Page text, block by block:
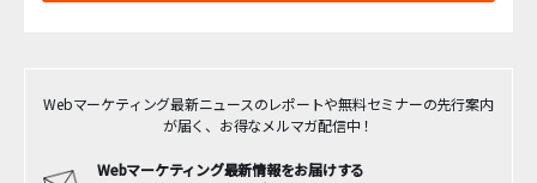
Webマーケティング最新ニュースのレポートや無料セミナーの先行案内
が届く、お得なメルマガ配信中！
Webマーケティング最新情報をお届けする